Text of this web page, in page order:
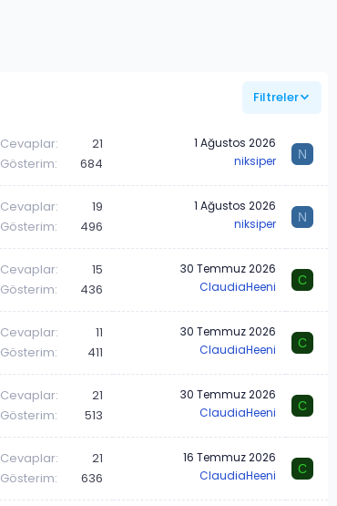
Filtreler
Cevaplar
21
Gösterim
684
1 Ağustos 2026
niksiper
N
Cevaplar
19
Gösterim
496
1 Ağustos 2026
niksiper
N
Cevaplar
15
Gösterim
436
30 Temmuz 2026
ClaudiaHeeni
C
Cevaplar
11
Gösterim
411
30 Temmuz 2026
ClaudiaHeeni
C
Cevaplar
21
Gösterim
513
30 Temmuz 2026
ClaudiaHeeni
C
Cevaplar
21
Gösterim
636
16 Temmuz 2026
ClaudiaHeeni
C